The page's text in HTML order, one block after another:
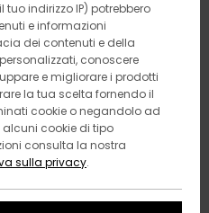
indirizzo IP) potrebbero
e informazioni
dei contenuti e della
conoscere
e migliorare i prodotti
la tua scelta fornendo il
cookie o negandolo ad
cookie di tipo
consulta la nostra
sulla privacy.